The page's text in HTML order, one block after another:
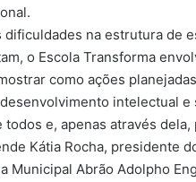
dificuldades na estrutura de
o Escola Transforma
como ações
intelectual
e, apenas através
Kátia Rocha, presidente
Municipal Abrão Adolpho